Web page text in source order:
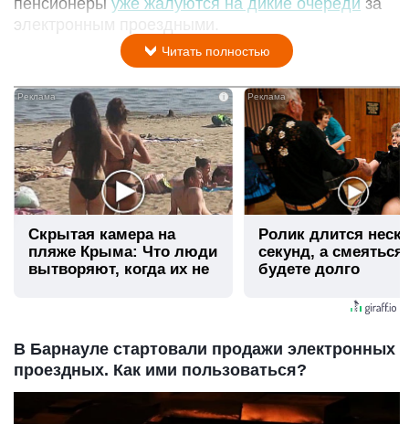
пенсионеры уже жалуются на дикие очереди за
электронным проездными.
Читать полностью
i
Скрытая камера на
пляже Крыма: Что люди
вытворяют, когда их не
Ролик длится
секунд, а
будете долго
В Барнауле стартовали продажи электронных
проездных. Как ими пользоваться?